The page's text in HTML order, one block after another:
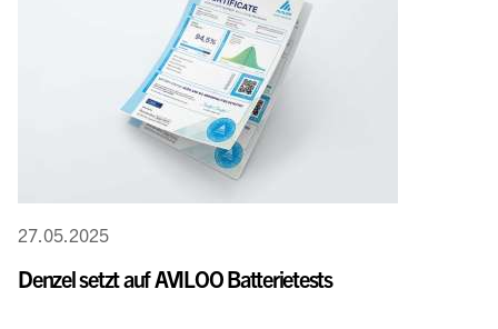
27.05.2025
Denzel setzt auf AVILOO Batterietests